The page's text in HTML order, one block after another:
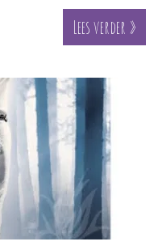
Lees verder »